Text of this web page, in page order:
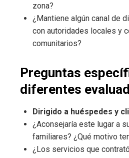
zona?
¿Mantiene algún canal de
con autoridades locales y
comunitarios?
Preguntas
diferentes
Dirigido a huéspedes y
¿Aconsejaría este lugar a
familiares? ¿Qué motivo
¿Los servicios que